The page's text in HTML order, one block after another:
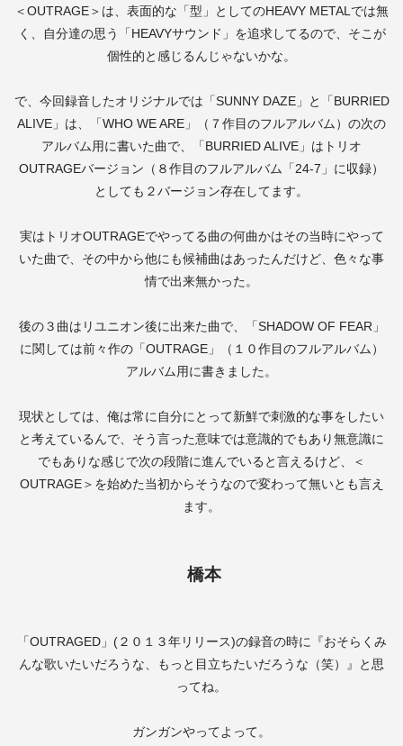
＜OUTRAGE＞は、表面的な「型」としてのHEAVY METALでは無
く、自分達の思う「HEAVYサウンド」を追求してるので、そこが
個性的と感じるんじゃないかな。
で、今回録音したオリジナルでは「SUNNY DAZE」と「BURRIED
ALIVE 」は、「WHO WE ARE 」（７作目のフルアルバム）の次の
アルバム用に書いた曲で、「BURRIED ALIVE 」はトリオ
OUTRAGEバージョン（８作目のフルアルバム「24-7 」に収録）
としても２バージョン存在してます。
実はトリオOUTRAGEでやってる曲の何曲かはその当時にやって
いた曲で、その中から他にも候補曲はあったんだけど、色々な事
情で出来無かった。
後の３曲はリユニオン後に出来た曲で、「SHADOW OF FEAR」
に関しては前々作の「OUTRAGE」（１０作目のフルアルバム）
アルバム用に書きました。
現状としては、俺は常に自分にとって新鮮で刺激的な事をしたい
と考えているんで、そう言った意味では意識的でもあり無意識に
でもありな感じで次の段階に進んでいると言えるけど、＜
OUTRAGE＞を始めた当初からそうなので変わって無いとも言え
ます。
橋本
「OUTRAGED」 (２０１３年リリース)の録音の時に『おそらくみ
んな歌いたいだろうな、もっと目立ちたいだろうな（笑）』と思
ってね。
ガンガンやってよって。